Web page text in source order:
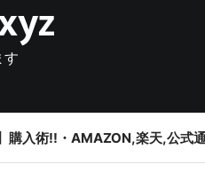
す
購入術!!・AMAZON,楽天,公式